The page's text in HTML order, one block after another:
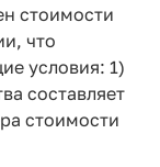
стоимости
что
условия: 1)
составляет
стоимости